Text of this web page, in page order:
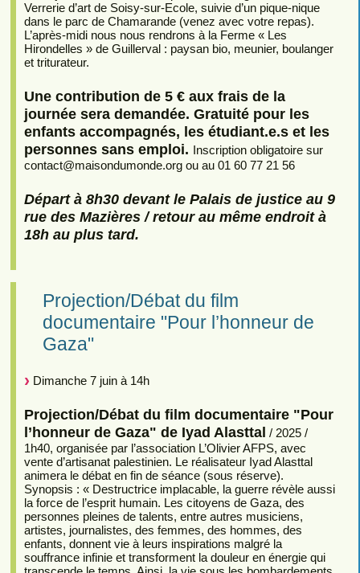
Verrerie d’art de Soisy-sur-Ecole, suivie d’un pique-nique
dans le parc de Chamarande (venez avec votre repas).
L’après-midi nous nous rendrons à la Ferme « Les
Hirondelles » de Guillerval : paysan bio, meunier, boulanger
et triturateur.
Une contribution de 5 € aux frais de la
journée sera demandée. Gratuité pour les
enfants accompagnés, les étudiant.e.s et les
personnes sans emploi. Inscription obligatoire sur
contact@maisondumonde.org ou au 01 60 77 21 56
Départ à 8h30 devant le Palais de justice au 9
rue des Mazières / retour au même endroit à
18h au plus tard.
Projection/Débat du film
documentaire "Pour l’honneur de
Gaza"
Dimanche 7 juin à 14h
Projection/Débat du film documentaire "Pour
l’honneur de Gaza" de Iyad Alasttal / 2025 /
1h40, organisée par l’association L’Olivier AFPS, avec
vente d’artisanat palestinien. Le réalisateur Iyad Alasttal
animera le débat en fin de séance (sous réserve).
Synopsis : « Destructrice implacable, la guerre révèle aussi
la force de l’esprit humain. Les citoyens de Gaza, des
personnes pleines de talents, entre autres musiciens,
artistes, journalistes, des femmes, des hommes, des
enfants, donnent vie à leurs inspirations malgré la
souffrance infinie et transforment la douleur en énergie qui